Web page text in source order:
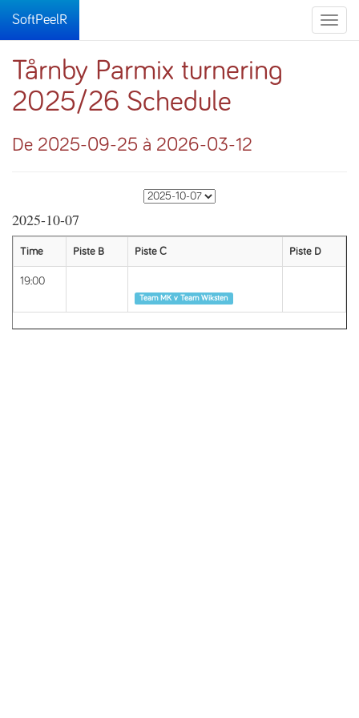
Toggle
SoftPeelR
Tårnby Parmix turnering
2025/26 Schedule
De 2025-09-25 à 2026-03-12
2025-10-07
Time Piste B Piste C Piste D
19:00
Team MK v Team Wiksten